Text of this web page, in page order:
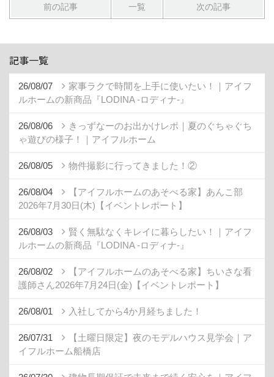
前の記事 一覧 次の記事
記事一覧
26/08/07
家事ラクで時間を上手に使いたい！｜アイフ
ルホームの新商品『LODINA -ロディナ-』
26/08/06
きっずなーのお出かけレポ｜夏のぐちゃぐち
ゃ遊びの様子！｜アイフルホーム
26/08/05 物件撮影に行ってきました！②
26/08/04
【アイフルホームのあそべる家】あんこ部
2026年7月30日(木)【イベントレポート】
26/08/03
賢く無駄なくキレイに暮らしたい！｜アイフ
ルホームの新商品『LODINA -ロディナ-』
26/08/02
【アイフルホームのあそべる家】ちいさな看
護師さん2026年7月24日(金)【イベントレポート】
26/08/01 入社してから4か月経ちました！
26/07/31
【土曜日限定】夜のモデルハウス見学会｜ア
イフルホーム船橋店